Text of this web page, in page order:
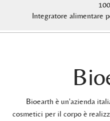
Integratore alimentare
Bioearth è un'azienda
cosmetici per il corpo è